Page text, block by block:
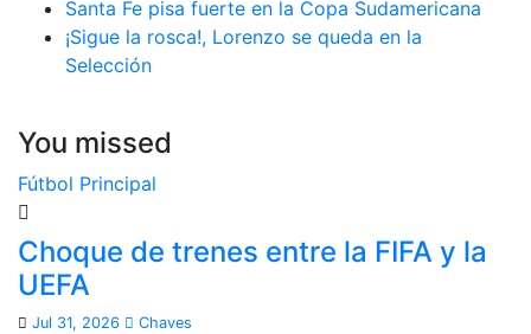
Santa Fe pisa fuerte en la Copa Sudamericana
¡Sigue la rosca!, Lorenzo se queda en la
Selección
You missed
Fútbol Principal
Choque de trenes entre la FIFA y la
UEFA
Jul 31, 2026 Chaves